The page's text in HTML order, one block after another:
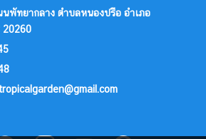
พัทยากลาง ตำบลหนองปรือ อำเภอ
20260